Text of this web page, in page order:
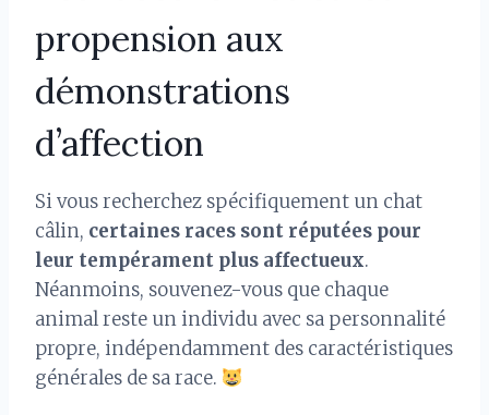
propension aux
démonstrations
d’affection
Si vous recherchez spécifiquement un chat
câlin, certaines races sont réputées pour
leur tempérament plus affectueux.
Néanmoins, souvenez-vous que chaque
animal reste un individu avec sa personnalité
propre, indépendamment des caractéristiques
générales de sa race.